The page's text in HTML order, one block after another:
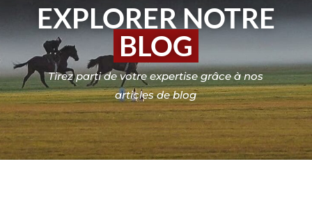
EXPLORER NOTRE
BLOG
Tirez parti de votre expertise grâce à nos
articles de blog